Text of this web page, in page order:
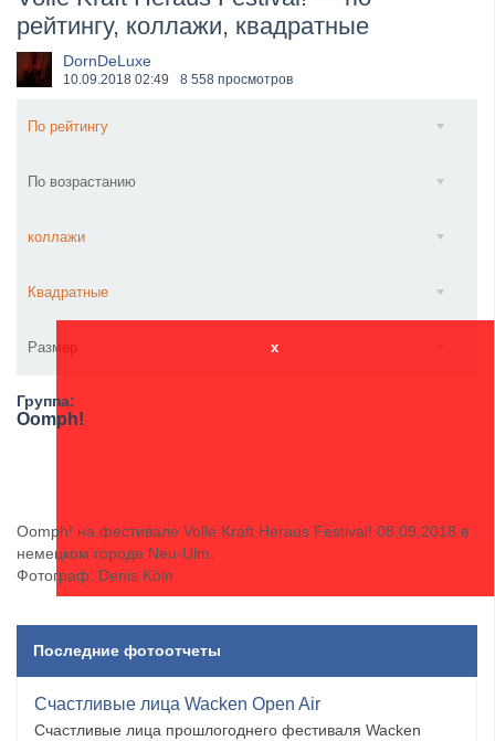
​Wacken Open Air 2027 объявил новую волну участ...
рейтингу, коллажи, квадратные
DornDeLuxe
10.09.2018 02:49 8 558 просмотров
По рейтингу
По возрастанию
коллажи
Квадратные
Размер x
Группа:
Oomph!
Oomph! на фестивале Volle Kraft Heraus Festival! 08.09.2018 в
немецком городе Neu-Ulm.
Фотограф: Denis Köln
Последние фотоотчеты
Счастливые лица Wacken Open Air
Счастливые лица прошлогоднего фестиваля Wacken